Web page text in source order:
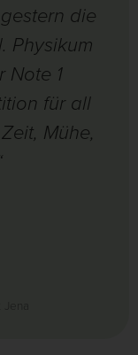
die
Physikum
Note 1
für all
Mühe,